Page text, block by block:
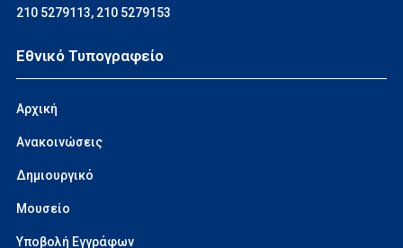
210 5279113, 210 5279153
Εθνικό Τυπογραφείο
Αρχική
Ανακοινώσεις
Δημιουργικό
Μουσείο
Υποβολή Εγγράφων